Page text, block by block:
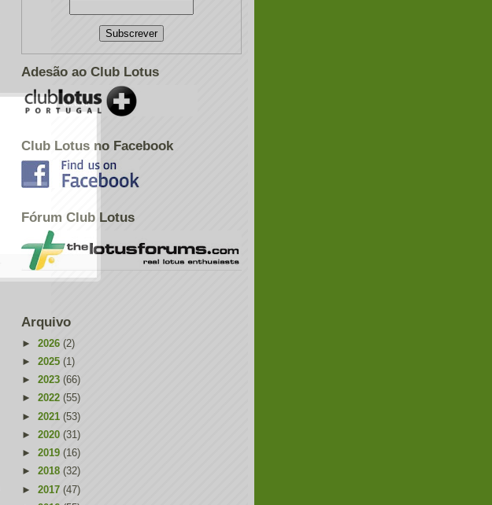
Adesão ao Club Lotus
Club Lotus no Facebook
Fórum Club Lotus
Arquivo
► 2026 (2)
► 2025 (1)
► 2023 (66)
► 2022 (55)
► 2021 (53)
► 2020 (31)
► 2019 (16)
► 2018 (32)
► 2017 (47)